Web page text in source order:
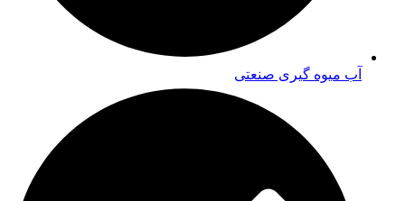
آب میوه گیری صنعتی